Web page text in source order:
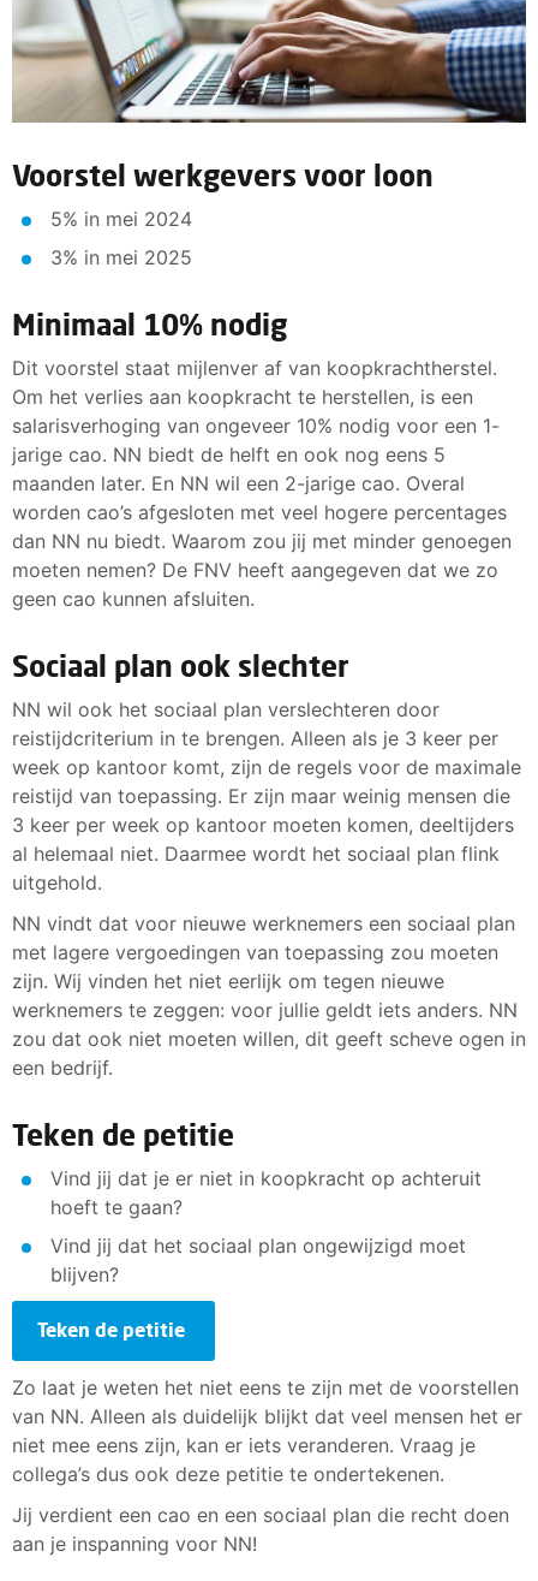
Voorstel werkgevers voor loon
5% in mei 2024
3% in mei 2025
Minimaal 10% nodig
Dit voorstel staat mijlenver af van koopkrachtherstel.
Om het verlies aan koopkracht te herstellen, is een
salarisverhoging van ongeveer 10% nodig voor een 1-
jarige cao. NN biedt de helft en ook nog eens 5
maanden later. En NN wil een 2-jarige cao. Overal
worden cao’s afgesloten met veel hogere percentages
dan NN nu biedt. Waarom zou jij met minder genoegen
moeten nemen? De FNV heeft aangegeven dat we zo
geen cao kunnen afsluiten.
Sociaal plan ook slechter
NN wil ook het sociaal plan verslechteren door
reistijdcriterium in te brengen. Alleen als je 3 keer per
week op kantoor komt, zijn de regels voor de maximale
reistijd van toepassing. Er zijn maar weinig mensen die
3 keer per week op kantoor moeten komen, deeltijders
al helemaal niet. Daarmee wordt het sociaal plan flink
uitgehold.
NN vindt dat voor nieuwe werknemers een sociaal plan
met lagere vergoedingen van toepassing zou moeten
zijn. Wij vinden het niet eerlijk om tegen nieuwe
werknemers te zeggen: voor jullie geldt iets anders. NN
zou dat ook niet moeten willen, dit geeft scheve ogen in
een bedrijf.
Teken de petitie
Vind jij dat je er niet in koopkracht op achteruit
hoeft te gaan?
Vind jij dat het sociaal plan ongewijzigd moet
blijven?
Teken de petitie
Zo laat je weten het niet eens te zijn met de voorstellen
van NN. Alleen als duidelijk blijkt dat veel mensen het er
niet mee eens zijn, kan er iets veranderen. Vraag je
collega’s dus ook deze petitie te ondertekenen.
Jij verdient een cao en een sociaal plan die recht doen
aan je inspanning voor NN!